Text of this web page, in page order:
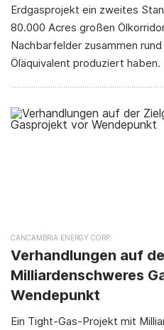
Erdgasprojekt ein zweites
80.000 Acres großen
Nachbarfelder zusammen rund
Öläquivalent produziert haben.
CANCAMBRIA ENERGY CORP.
Verhandlungen auf
Milliardenschweres
Wendepunkt
Ein Tight-Gas-Projekt mit